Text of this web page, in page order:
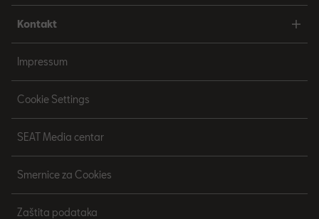
Kontakt
Impressum
Cookie Settings
SEAT Media centar
Smernice za Cookies
Zaštita podataka